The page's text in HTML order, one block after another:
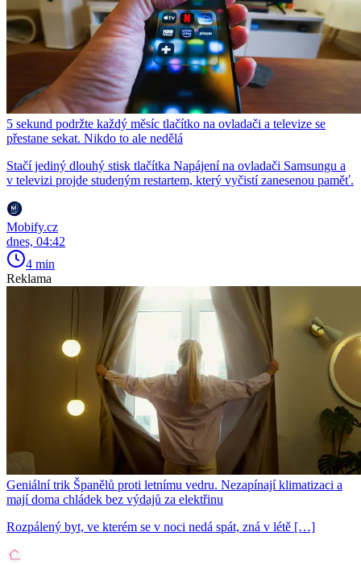
5 sekund podržte každý měsíc tlačítko na ovladači a televize se
přestane sekat. Nikdo to ale nedělá
Stačí jediný dlouhý stisk tlačítka Napájení na ovladači Samsungu a
v televizi projde studeným restartem, který vyčistí zanesenou paměť.
Mobify.cz
dnes, 04:42
4 min
Reklama
Geniální trik Španělů proti letnímu vedru. Nezapínají klimatizaci a
mají doma chládek bez výdajů za elektřinu
Rozpálený byt, ve kterém se v noci nedá spát, zná v létě […]